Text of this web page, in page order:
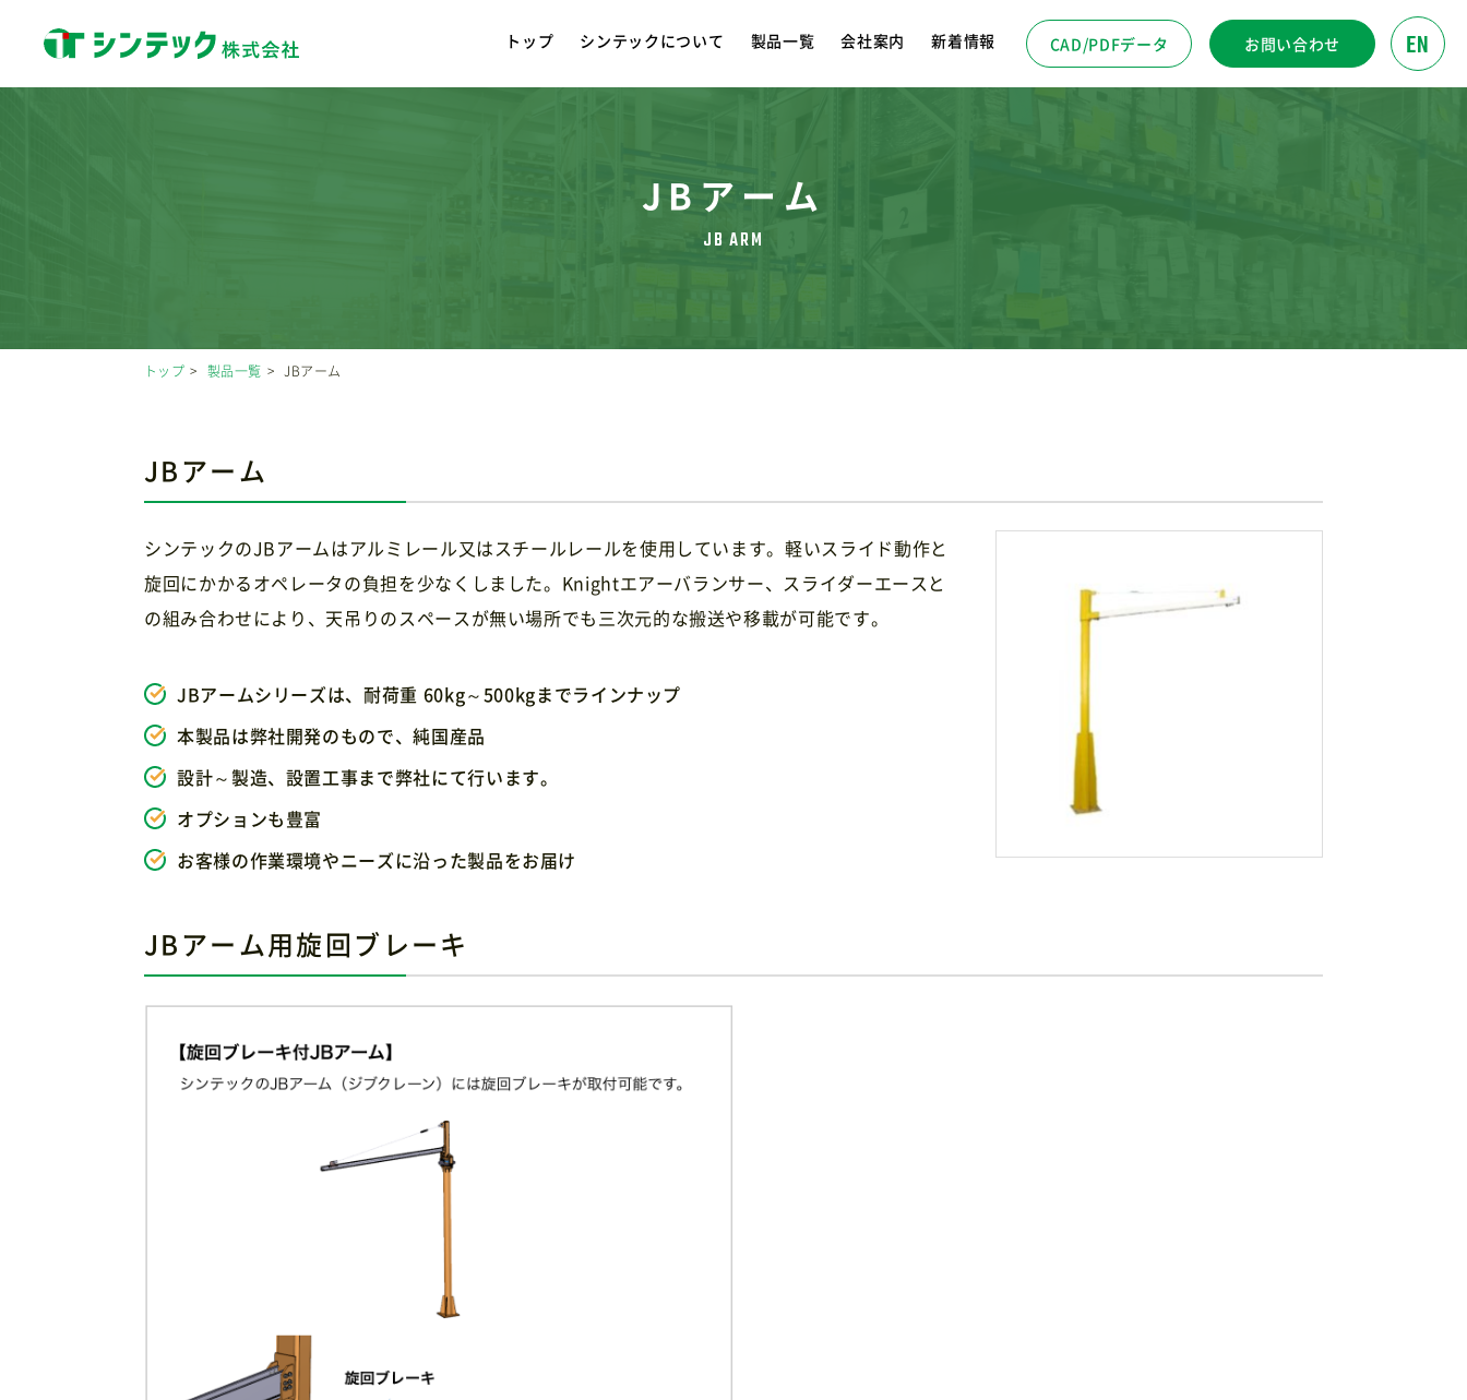
EN
トップ シンテックについて 製品一覧 会社案内 新着情報 CAD/PDFデータ お問い合わせ
JBアーム
トップ 製品一覧 JBアーム
JBアーム
シンテックのJBアームはアルミレール又はスチールレールを使用しています。軽いスライド動作と
旋回にかかるオペレータの負担を少なくしました。Knightエアーバランサー、スライダーエースと
の組み合わせにより、天吊りのスペースが無い場所でも三次元的な搬送や移載が可能です。
JBアームシリーズは、耐荷重 60kg～500kgまでラインナップ
本製品は弊社開発のもので、純国産品
設計～製造、設置工事まで弊社にて行います。
オプションも豊富
お客様の作業環境やニーズに沿った製品をお届け
JBアーム用旋回ブレーキ